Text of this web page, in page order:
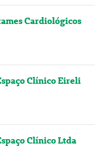
Cardiológicos
Clínico Eireli
Clínico Ltda